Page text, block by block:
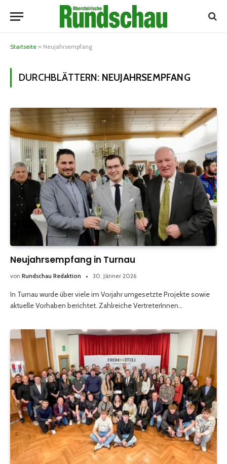
Startseite » Neujahrsempfang
DURCHBLÄTTERN: NEUJAHRSEMPFANG
Neujahrsempfang in Turnau
von Rundschau Redaktion 30. Jänner 2026
In Turnau wurde über viele im Vorjahr umgesetzte Projekte sowie
aktuelle Vorhaben berichtet. Zahlreiche VertreterInnen…